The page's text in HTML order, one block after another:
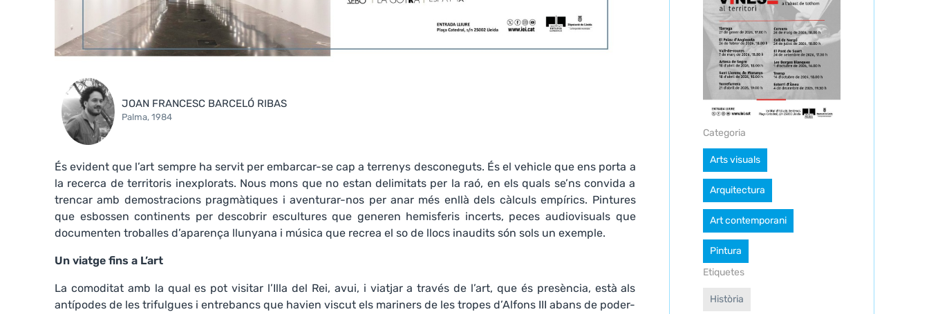
JOAN FRANCESC BARCELÓ RIBAS
Palma, 1984
És evident que l’art sempre ha servit per embarcar-se cap a terrenys desconeguts. És el vehicle que ens porta a
la recerca de territoris inexplorats. Nous mons que no estan delimitats per la raó, en els quals se’ns convida a
trencar amb demostracions pragmàtiques i aventurar-nos per anar més enllà dels càlculs empírics. Pintures
que esbossen continents per descobrir escultures que generen hemisferis incerts, peces audiovisuals que
documenten troballes d’aparença llunyana i música que recrea el so de llocs inaudits són sols un exemple.
Un viatge fins a L’art
La comoditat amb la qual es pot visitar l’Illa del Rei, avui, i viatjar a través de l’art, que és presència, està als
antípodes de les trifulgues i entrebancs que havien viscut els mariners de les tropes d’Alfons III abans de poder-
Categoria
Arts visuals
Arquitectura
Art contemporani
Pintura
Etiquetes
Història